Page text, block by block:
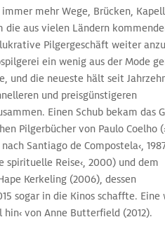
mehr Wege, Brücken,
die aus vielen Ländern
Pilgergeschäft weiter
ein wenig aus der Mode
und die neueste hält seit
und preisgünstigeren
Einen Schub bekam das
Pilgerbücher von Paulo Coelho
Santiago de Compostela‹,
spirituelle Reise‹, 2000) und dem
Kerkeling (2006), dessen
sogar in die Kinos schaffte. Eine
von Anne Butterfield (2012).